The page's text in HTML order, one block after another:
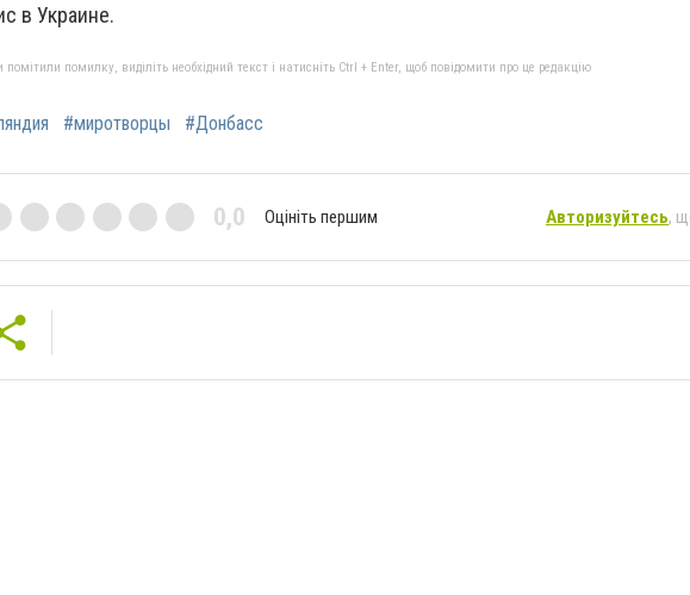
в Украине.
помилку, виділіть необхідний текст і натисніть Ctrl + Enter, щоб повідомити про це редакцію
#миротворцы #Донбасс
0,0 Оцініть першим Авторизуйтесь,